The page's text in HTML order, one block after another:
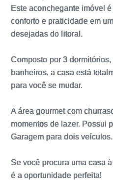
Este aconchegante imóvel
conforto e praticidade em
desejadas do litoral.
Composto por 3
banheiros, a casa está
para você se mudar.
A área gourmet com
momentos de lazer. Possui
Garagem para dois veículos.
Se você procura uma casa
é a oportunidade perfeita!